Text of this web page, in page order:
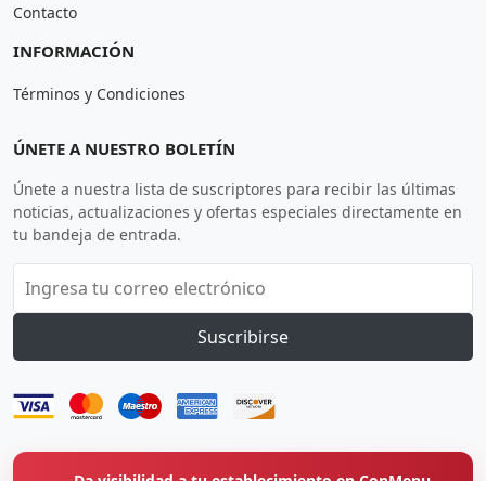
Contacto
INFORMACIÓN
Términos y Condiciones
ÚNETE A NUESTRO BOLETÍN
Únete a nuestra lista de suscriptores para recibir las últimas
noticias, actualizaciones y ofertas especiales directamente en
tu bandeja de entrada.
Suscribirse